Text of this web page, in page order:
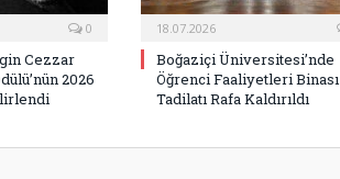
0
Cezzar
2026
18.07.2026
Boğaziçi Üniversitesi’nde
Öğrenci Faaliyetleri Binası
Tadilatı Rafa Kaldırıldı